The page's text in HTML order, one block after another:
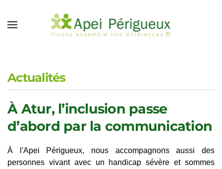
Accéder au contenu principal
Actualités
À Atur, l’inclusion passe
d’abord par la communication
À l'Apei Périgueux, nous accompagnons aussi des
personnes vivant avec un handicap sévère et sommes